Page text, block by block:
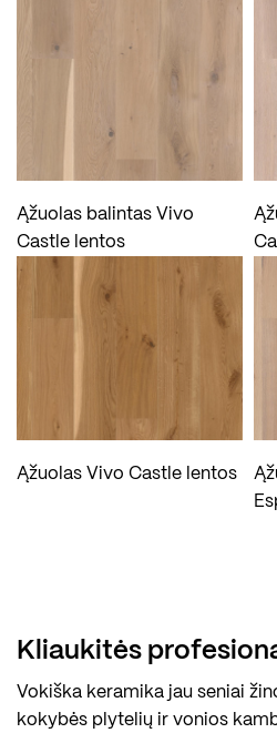
Ąžuolas balintas Vivo
Castle lentos
Ąžuolas Vivo Castle lentos
Kliaukitės
Vokiška keramika jau seniai
kokybės plytelių ir vonios